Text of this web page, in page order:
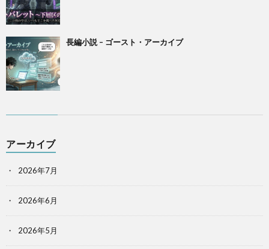
長編小説 – ゴースト・アーカイブ
アーカイブ
2026年7月
2026年6月
2026年5月